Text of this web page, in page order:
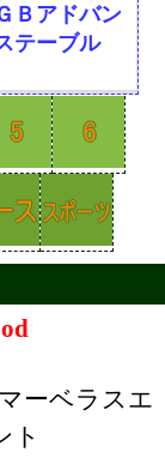
Ｂアドバン
テーブル
ーベラスエ
ト